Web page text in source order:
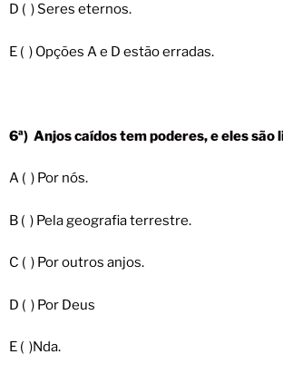
D ( ) Seres eternos.
E ( ) Opções A e D estão erradas.
6ª) Anjos caídos tem poderes, e eles são
A ( ) Por nós.
B ( ) Pela geografia terrestre.
C ( ) Por outros anjos.
D ( ) Por Deus
E ( )Nda.